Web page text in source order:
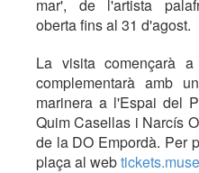
mar', de l'artista
oberta fins al 31 d'agost.
La visita
complementarà amb
marinera a l'Espai del
Quim Casellas i Narcís
de la DO Empordà. Per
plaça al web